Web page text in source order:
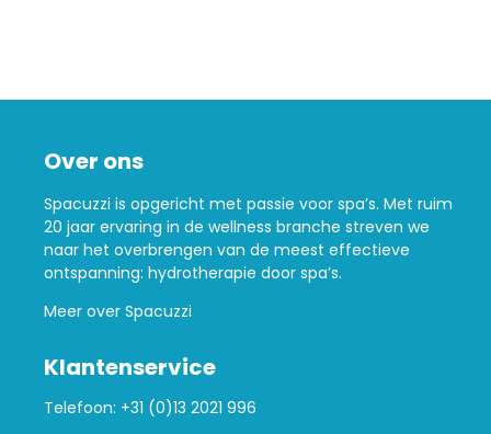
Over ons
Spacuzzi is opgericht met passie voor spa’s. Met ruim
20 jaar ervaring in de wellness branche streven we
naar het overbrengen van de meest effectieve
ontspanning: hydrotherapie door spa’s.
Meer over Spacuzzi
Klantenservice
Telefoon: +31 (0)13 2021 996